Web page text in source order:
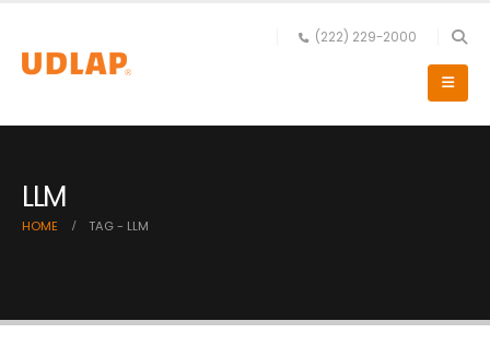
(222) 229-2000
LLM
HOME TAG - LLM